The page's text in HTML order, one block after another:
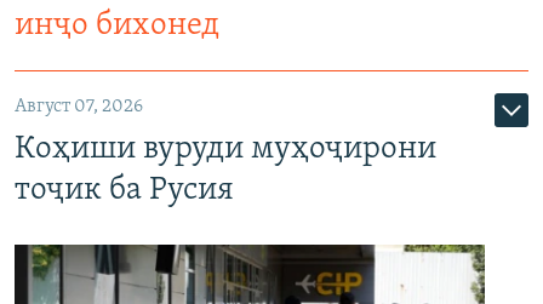
инҷо бихонед
Август 07, 2026
Коҳиши вуруди муҳоҷирони
тоҷик ба Русия